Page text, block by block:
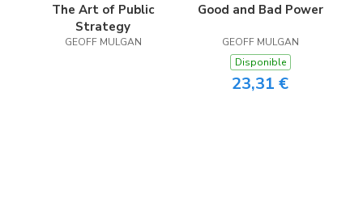
The Art of Public
Strategy
GEOFF MULGAN
Good and Bad Power
GEOFF MULGAN
Disponible
23,31 €